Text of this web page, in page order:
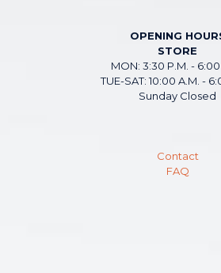
OPENING
STORE
MON: 3:30 P.M. - 6:00
TUE-SAT: 10:00 A.M. -
Sunday Closed
Contact
FAQ